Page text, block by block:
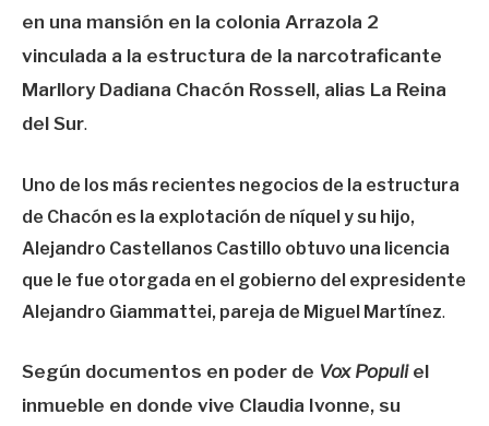
en una mansión en la colonia Arrazola 2
vinculada a la estructura de la narcotraficante
Marllory Dadiana Chacón Rossell, alias La Reina
del Sur.
Uno de los más recientes negocios de la estructura
de Chacón es la explotación de níquel y su hijo,
Alejandro Castellanos Castillo obtuvo una licencia
que le fue otorgada en el gobierno del expresidente
Alejandro Giammattei, pareja de Miguel Martínez.
Según documentos en poder de Vox Populiel
inmueble en donde vive Claudia Ivonne, su